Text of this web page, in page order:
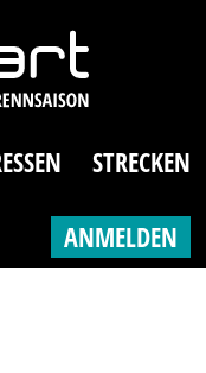
STRECKEN
ANMELDEN